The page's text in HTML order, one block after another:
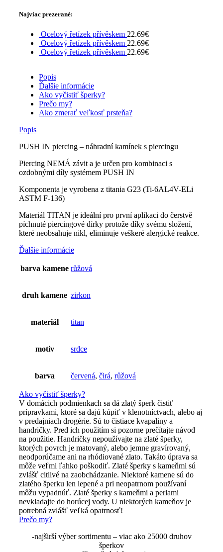
Najviac prezerané:
Ocelový řetízek přívěskem 22.69€
Ocelový řetízek přívěskem 22.69€
Ocelový řetízek přívěskem 22.69€
Popis
Ďalšie informácie
Ako vyčistiť šperky?
Prečo my?
Ako zmerať veľkosť prsteňa?
Popis
PUSH IN piercing – náhradní kamínek s piercingu
Piercing NEMÁ závit a je určen pro kombinaci s
ozdobnými díly systémem PUSH IN
Komponenta je vyrobena z titania G23 (Ti-6AL4V-ELi
ASTM F-136)
Materiál TITAN je ideální pro první aplikaci do čerstvě
píchnuté piercingové dírky protože díky svému složení,
které neobsahuje nikl, eliminuje veškeré alergické reakce.
Ďalšie informácie
barva kamene růžová
druh kamene zirkon
materiál titan
motiv srdce
barva červená, čirá, růžová
Ako vyčistiť šperky?
V domácich podmienkach sa dá zlatý šperk čistiť
prípravkami, ktoré sa dajú kúpiť v klenotníctvach, alebo aj
v predajniach drogérie. Sú to čistiace kvapaliny a
handričky. Pred ich použitím si pozorne prečítajte návod
na použitie. Handričky nepoužívajte na zlaté šperky,
ktorých povrch je matovaný, alebo jemne gravírovaný,
neodporúčame ani na rhódiované zlato. Takáto úprava sa
môže veľmi ľahko poškodiť. Zlaté šperky s kameňmi sú
zvlášť citlivé na zaobchádzanie. Niektoré kamene sú do
zlatého šperku len lepené a pri neopatrnom používaní
môžu vypadnúť. Zlaté šperky s kameňmi a perlami
nevkladajte do horúcej vody. U niektorých kameňov je
potrebná zvlášť veľká opatrnosť!
Prečo my?
-najširší výber sortimentu – viac ako 25000 druhov
šperkov